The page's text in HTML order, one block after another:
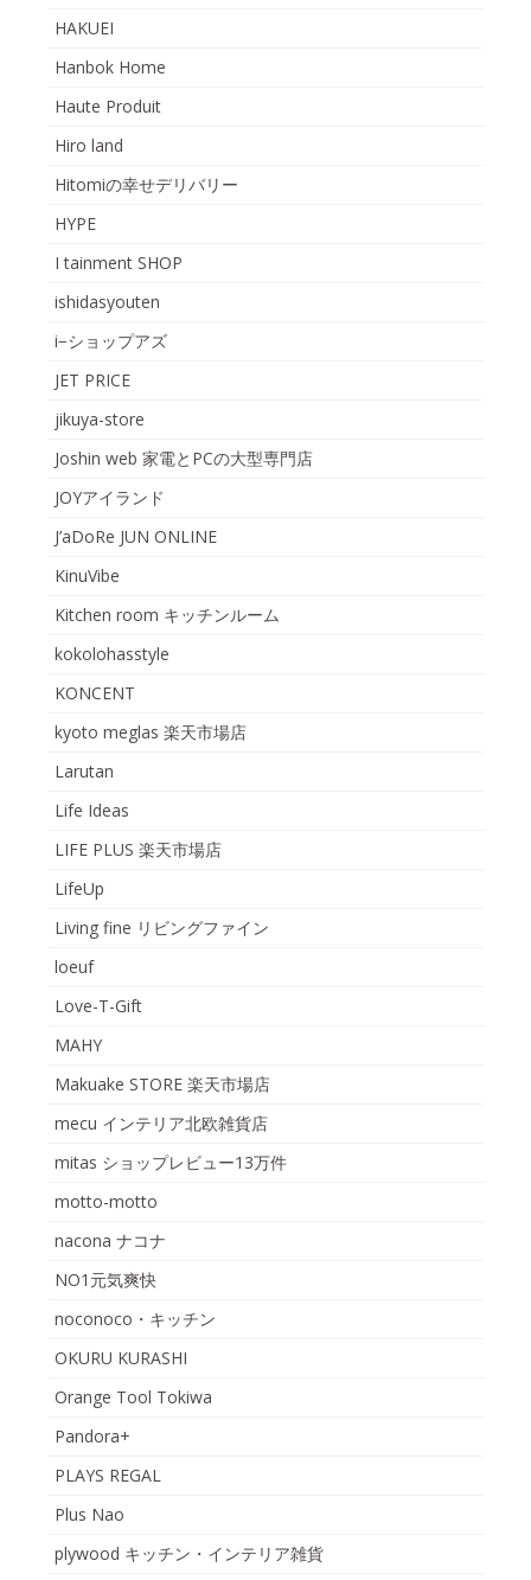
HAKUEI
Hanbok Home
Haute Produit
Hiro land
Hitomiの幸せデリバリー
HYPE
I tainment SHOP
ishidasyouten
i−ショップアズ
JET PRICE
jikuya-store
Joshin web 家電とPCの大型専門店
JOYアイランド
J’aDoRe JUN ONLINE
KinuVibe
Kitchen room キッチンルーム
kokolohasstyle
KONCENT
kyoto meglas 楽天市場店
Larutan
Life Ideas
LIFE PLUS 楽天市場店
LifeUp
Living fine リビングファイン
loeuf
Love-T-Gift
MAHY
Makuake STORE 楽天市場店
mecu インテリア北欧雑貨店
mitas ショップレビュー13万件
motto-motto
nacona ナコナ
NO1元気爽快
noconoco・キッチン
OKURU KURASHI
Orange Tool Tokiwa
Pandora+
PLAYS REGAL
Plus Nao
plywood キッチン・インテリア雑貨